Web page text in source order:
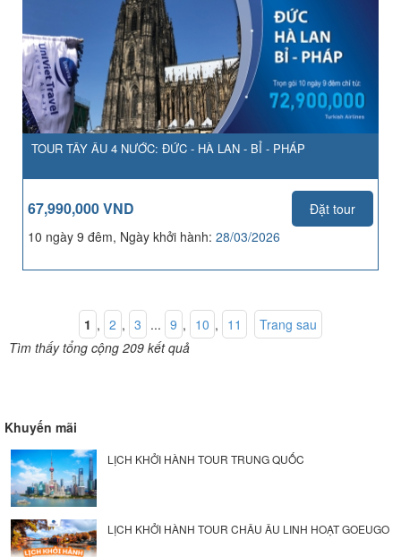
TOUR TÂY ÂU 4 NƯỚC: ĐỨC - HÀ LAN - BỈ - PHÁP
67,990,000 VND
Đặt tour
10 ngày 9 đêm, Ngày khởi hành: 28/03/2026
1 , 2 , 3 ... 9 , 10 , 11
Trang sau
Tìm thấy tổng cộng 209 kết quả
Khuyến mãi
LỊCH KHỞI HÀNH TOUR TRUNG QUỐC
LỊCH KHỞI HÀNH TOUR CHÂU ÂU LINH HOẠT GOEUGO